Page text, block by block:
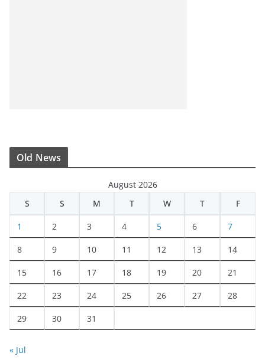
Old News
August 2026
S
S M T W T F
1 2 3 4 5 6 7
8 9 10 11 12 13 14
15 16 17 18 19 20 21
22 23 24 25 26 27 28
29 30 31
« Jul